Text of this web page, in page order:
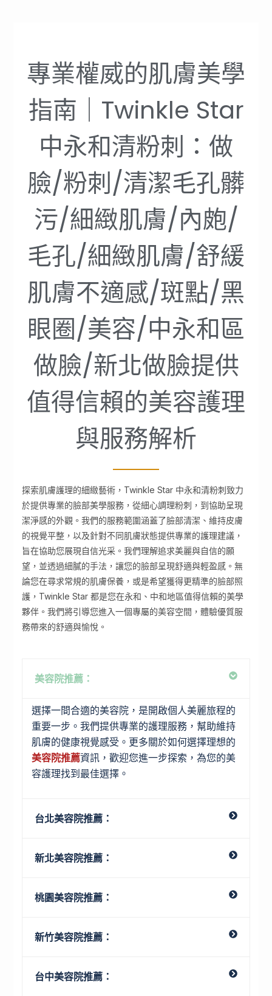
專業權威的肌膚美學
指南｜Twinkle Star
中永和清粉刺：做
臉/粉刺/清潔毛孔髒
污/細緻肌膚/內皰/
毛孔/細緻肌膚/舒緩
肌膚不適感/斑點/黑
眼圈/美容/中永和區
做臉/新北做臉提供
值得信賴的美容護理
與服務解析
探索肌膚護理的細緻藝術，Twinkle Star 中永和清粉刺致力
於提供專業的臉部美學服務，從細心調理粉刺，到協助呈現
潔淨感的外觀。我們的服務範圍涵蓋了臉部清潔、維持皮膚
的視覺平整，以及針對不同肌膚狀態提供專業的護理建議，
旨在協助您展現自信光采。我們理解追求美麗與自信的願
望，並透過細膩的手法，讓您的臉部呈現舒適與輕盈感。無
論您在尋求常規的肌膚保養，或是希望獲得更精準的臉部照
護，Twinkle Star 都是您在永和、中和地區值得信賴的美學
夥伴。我們將引導您進入一個專屬的美容空間，體驗優質服
務帶來的舒適與愉悅。
美容院推薦：
選擇一間合適的美容院，是開啟個人美麗旅程的
重要一步。我們提供專業的護理服務，幫助維持
肌膚的健康視覺感受。更多關於如何選擇理想的
美容院推薦資訊，歡迎您進一步探索，為您的美
容護理找到最佳選擇。
台北美容院推薦：
新北美容院推薦：
桃園美容院推薦：
新竹美容院推薦：
台中美容院推薦：